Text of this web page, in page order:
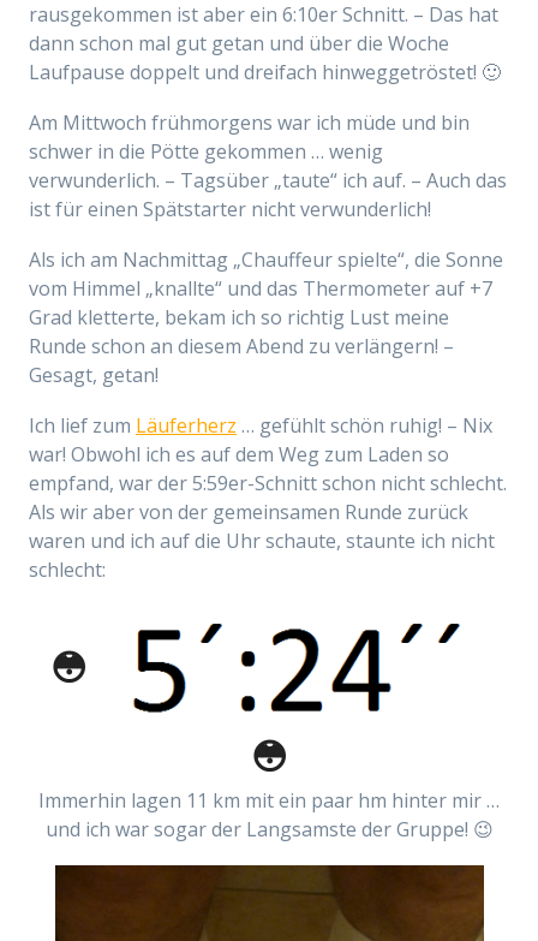
rausgekommen ist aber ein 6:10er Schnitt. – Das hat
dann schon mal gut getan und über die Woche
Laufpause doppelt und dreifach hinweggetröstet! 🙂
Am Mittwoch frühmorgens war ich müde und bin
schwer in die Pötte gekommen … wenig
verwunderlich. – Tagsüber „taute“ ich auf. – Auch das
ist für einen Spätstarter nicht verwunderlich!
Als ich am Nachmittag „Chauffeur spielte“, die Sonne
vom Himmel „knallte“ und das Thermometer auf +7
Grad kletterte, bekam ich so richtig Lust meine
Runde schon an diesem Abend zu verlängern! –
Gesagt, getan!
Ich lief zum Läuferherz … gefühlt schön ruhig! – Nix
war! Obwohl ich es auf dem Weg zum Laden so
empfand, war der 5:59er-Schnitt schon nicht schlecht.
Als wir aber von der gemeinsamen Runde zurück
waren und ich auf die Uhr schaute, staunte ich nicht
schlecht:
😳
😳
Immerhin lagen 11 km mit ein paar hm hinter mir …
und ich war sogar der Langsamste der Gruppe! 😉